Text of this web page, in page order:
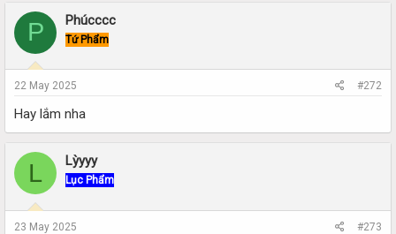
P Phúcccc
Tứ Phẩm
22 May 2025 #272
Hay lắm nha
L Lỳyyy
Lục Phẩm
23 May 2025 #273